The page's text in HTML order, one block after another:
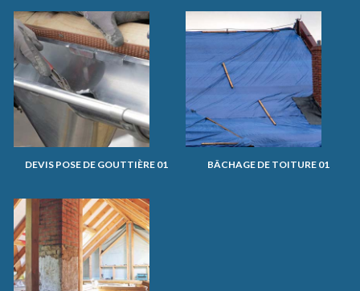
DEVIS POSE DE GOUTTIÈRE 01 BÂCHAGE DE TOITURE 01